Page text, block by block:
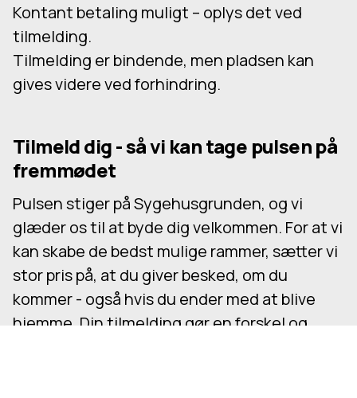
Kontant betaling muligt – oplys det ved
tilmelding.
Tilmelding er bindende, men pladsen kan
gives videre ved forhindring.
Tilmeld dig - så vi kan tage pulsen på
fremmødet
Pulsen stiger på Sygehusgrunden, og vi
glæder os til at byde dig velkommen. For at vi
kan skabe de bedst mulige rammer, sætter vi
stor pris på, at du giver besked, om du
kommer - også hvis du ender med at blive
hjemme. Din tilmelding gør en forskel og